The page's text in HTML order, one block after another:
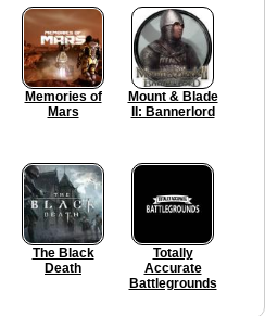
Memories of
Mars
Mount & Blade
II: Bannerlord
The Black
Death
Totally
Accurate
Battlegrounds